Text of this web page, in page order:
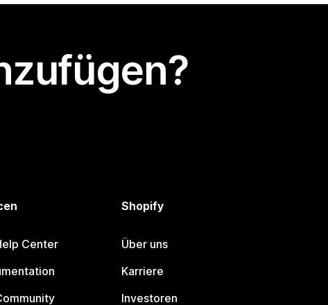
Center
Shopify
Über uns
Karriere
Investoren